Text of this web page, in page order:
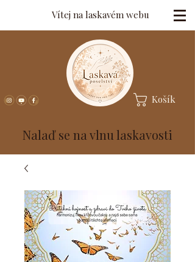
Vítej na laskavém webu
Košík
Nalaď se na vlnu laskavosti